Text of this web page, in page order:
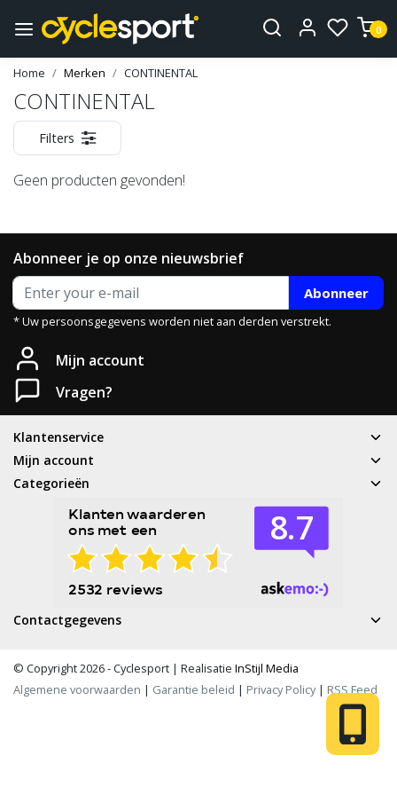
0
Home Merken CONTINENTAL
CONTINENTAL
Filters
Geen producten gevonden!
Abonneer je op onze nieuwsbrief
Abonneer
* Uw persoonsgegevens worden niet aan derden verstrekt.
Mijn account
Vragen?
Klantenservice
Mijn account
Categorieën
Contactgegevens
© Copyright 2026 - Cyclesport | Realisatie InStijl Media
Algemene voorwaarden | Garantie beleid | Privacy Policy| RSS Feed